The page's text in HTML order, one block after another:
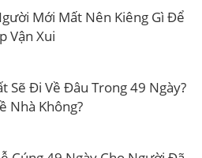
Mới Mất Nên Kiêng Gì Để
Vận Xui
Sẽ Đi Về Đâu Trong 49 Ngày?
Nhà Không?